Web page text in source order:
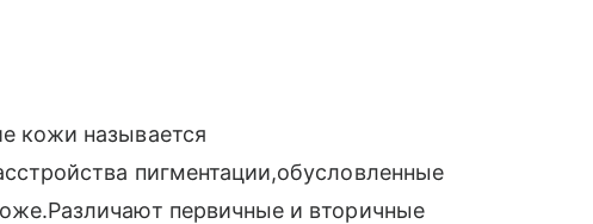
кожи называется
пигментации,обусловленные
первичные и вторичные